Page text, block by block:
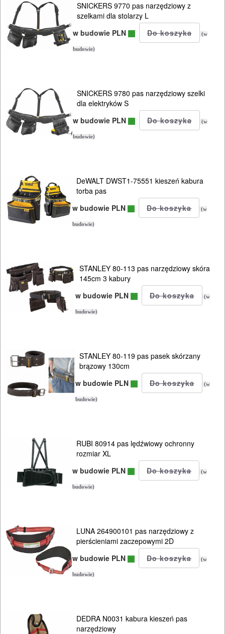
SNICKERS 9770 pas narzędziowy z
szelkami dla stolarzy L
w budowie PLN
(w
budowie)
SNICKERS 9780 pas narzędziowy szelki
dla elektryków S
w budowie PLN
(w
budowie)
DeWALT DWST1-75551 kieszeń kabura
torba pas
w budowie PLN
(w
budowie)
STANLEY 80-113 pas narzędziowy skóra
145cm 3 kabury
w budowie PLN
(w
budowie)
STANLEY 80-119 pas pasek skórzany
brązowy 130cm
w budowie PLN
(w
budowie)
RUBI 80914 pas lędźwiowy ochronny
rozmiar XL
w budowie PLN
(w
budowie)
LUNA 264900101 pas narzędziowy z
pierścieniami zaczepowymi 2D
w budowie PLN
(w
budowie)
DEDRA N0031 kabura kieszeń pas
narzędziowy